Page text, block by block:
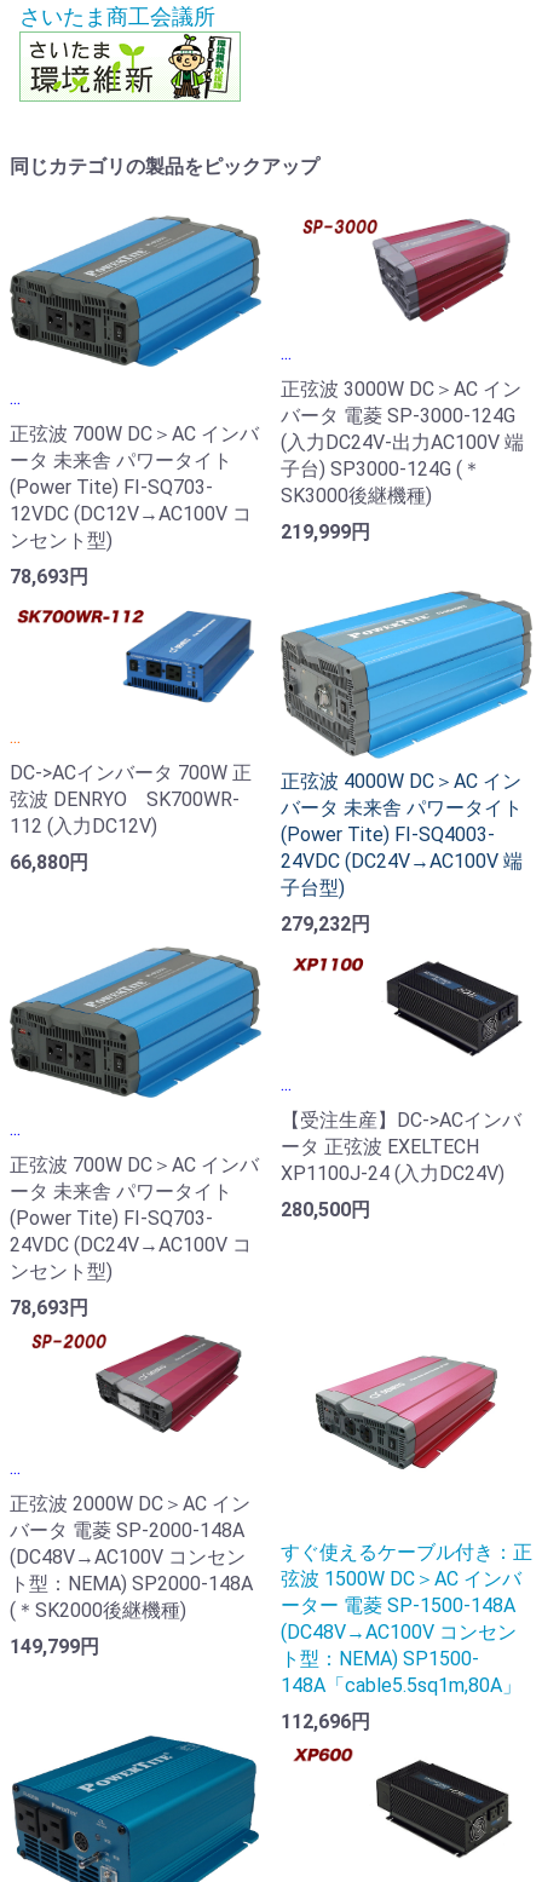
さいたま商工会議所
同じカテゴリの製品をピックアップ
...
正弦波 700W DC＞AC インバ
ータ 未来舎 パワータイト
(Power Tite) FI-SQ703-
12VDC (DC12V→AC100V コ
ンセント型)
78,693円
...
正弦波 3000W DC＞AC イン
バータ 電菱 SP-3000-124G
(入力DC24V-出力AC100V 端
子台) SP3000-124G (＊
SK3000後継機種)
219,999円
...
DC->ACインバータ 700W 正
弦波 DENRYO SK700WR-
112 (入力DC12V)
66,880円
正弦波 4000W DC＞AC イン
バータ 未来舎 パワータイト
(Power Tite) FI-SQ4003-
24VDC (DC24V→AC100V 端
子台型)
279,232円
...
正弦波 700W DC＞AC インバ
ータ 未来舎 パワータイト
(Power Tite) FI-SQ703-
24VDC (DC24V→AC100V コ
ンセント型)
78,693円
...
【受注生産】DC->ACインバ
ータ 正弦波 EXELTECH
XP1100J-24 (入力DC24V)
280,500円
...
正弦波 2000W DC＞AC イン
バータ 電菱 SP-2000-148A
(DC48V→AC100V コンセン
ト型：NEMA) SP2000-148A
(＊SK2000後継機種)
149,799円
すぐ使えるケーブル付き：正
弦波 1500W DC＞AC インバ
ーター 電菱 SP-1500-148A
(DC48V→AC100V コンセン
ト型：NEMA) SP1500-
148A「cable5.5sq1m,80A」
112,696円